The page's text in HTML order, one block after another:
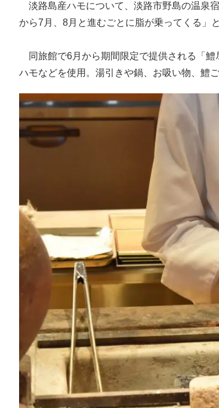
淡路島産ハモについて、淡路市野島の温泉
から7月、8月と進むごとに脂が乗ってくる」と
同旅館で6月から期間限定で提供される「鱧
ハモなどを使用。湯引きや鍋、お吸い物、鱧